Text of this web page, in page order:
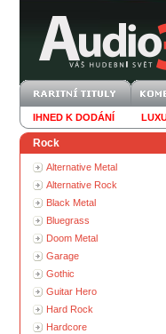
IHNED K DODÁNÍ
Rock
Alternative Metal
Alternative Rock
Black Metal
Bluegrass
Doom Metal
Garage
Gothic
Guitar Hero
Hard Rock
Hardcore